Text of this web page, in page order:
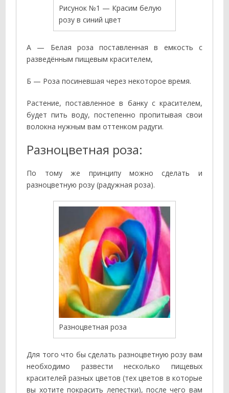
Рисунок №1 — Красим белую
розу в синий цвет
А — Белая роза поставленная в емкость с
разведённым пищевым красителем,
Б — Роза посиневшая через некоторое время.
Растение, поставленное в банку с красителем,
будет пить воду, постепенно пропитывая свои
волокна нужным вам оттенком радуги.
Разноцветная роза:
По тому же принципу можно сделать и
разноцветную розу (радужная роза).
Разноцветная роза
Для того что бы сделать разноцветную розу вам
необходимо развести несколько пищевых
красителей разных цветов (тех цветов в которые
вы хотите покрасить лепестки), после чего вам